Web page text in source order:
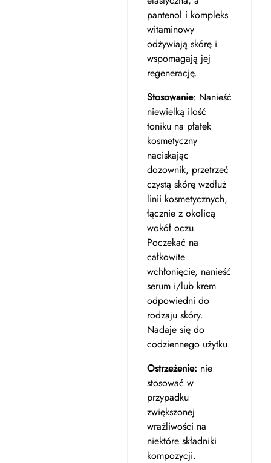
pantenol i kompleks
witaminowy
odżywiają skórę i
wspomagają jej
regenerację.
Stosowanie: Nanieść
niewielką ilość
toniku na płatek
kosmetyczny
naciskając
dozownik, przetrzeć
czystą skórę wzdłuż
linii kosmetycznych,
łącznie z okolicą
wokół oczu.
Poczekać na
całkowite
wchłonięcie, nanieść
serum i/lub krem
odpowiedni do
rodzaju skóry.
Nadaje się do
codziennego użytku.
Ostrzeżenie: nie
stosować w
przypadku
zwiększonej
wrażliwości na
niektóre składniki
kompozycji.